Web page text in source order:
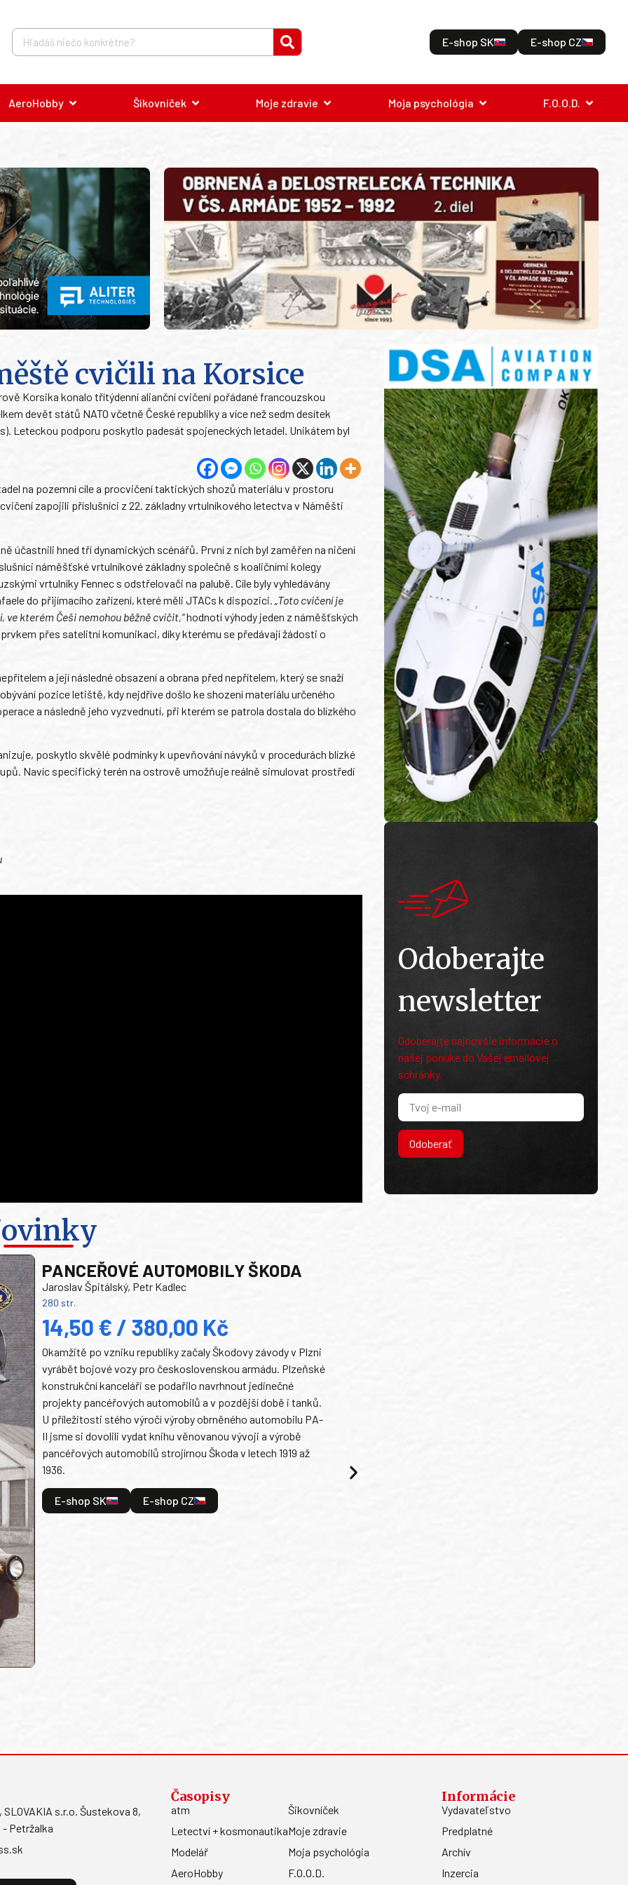
E-shop SK E-shop CZ
AeroHobby Šikovníček Moje zdravie Moja psychológia F.O.O.D.
cvičili na Korsice
Korsika konalo třítýdenní alianční cvičení pořádané francouzskou
devět států NATO včetně České republiky a více než sedm desítek
Leteckou podporu poskytlo padesát spojeneckých letadel. Unikátem byl
na pozemní cíle a procvičení taktických shozů materiálu v prostoru
zapojili příslušníci z 22. základny vrtulníkového letectva v Náměšti
účastnili hned tří dynamických scénářů. První z nich byl zaměřen na ničení
náměšťské vrtulníkové základny společně s koaličními kolegy
vrtulníky Fennec s odstřelovači na palubě. Cíle byly vyhledávány
do přijímacího zařízení, které měli JTACs k dispozici.
„Toto cvičení je
kterém Češi nemohou běžně cvičit,“hodnotí výhody jeden z náměšťských
přes satelitní komunikaci, díky kterému se předávají žádosti o
a její následné obsazení a obrana před nepřítelem, který se snaží
pozice letiště, kdy nejdříve došlo ke shození materiálu určeného
a následně jeho vyzvednutí, při kterém se patrola dostala do blízkého
poskytlo skvělé podmínky k upevňování návyků v procedurách blízké
Navíc specifický terén na ostrově umožňuje reálně simulovat prostředí
PANCEŘOVÉ AUTOMOBILY ŠKODA
Jaroslav Špitálský, Petr Kadlec
280 str.
14,50 € / 380,00 Kč
Okamžitě po vzniku republiky začaly Škodovy závody v Plzni
vyrábět bojové vozy pro československou armádu. Plzeňské
konstrukční kanceláři se podařilo navrhnout jedinečné
projekty pancéřových automobilů a v pozdější době i tanků.
U příležitosti stého výročí výroby obrněného automobilu PA-
II jsme si dovolili vydat knihu věnovanou vývoji a výrobě
pancéřových automobilů strojírnou Škoda v letech 1919 až
1936.
E-shop SK E-shop CZ
Odoberajte
newsletter
Odoberajte najnovšie informácie o
našej ponuke do Vašej emailovej
schránky.
Odoberať
SLOVAKIA s.r.o. Šustekova 8,
- Petržalka
Časopisy
atm
Letectví + kosmonautika
Modelář
AeroHobby
Šikovníček
Moje zdravie
Moja psychológia
F.O.O.D.
Informácie
Vydavateľstvo
Predplatné
Archív
Inzercia